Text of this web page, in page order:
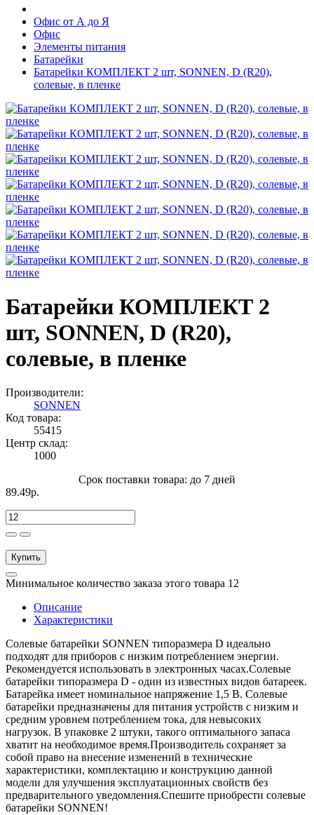
Офис от А до Я
Офис
Элементы питания
Батарейки
Батарейки КОМПЛЕКТ 2 шт, SONNEN, D (R20),
солевые, в пленке
Батарейки КОМПЛЕКТ 2
шт, SONNEN, D (R20),
солевые, в пленке
Производители:
SONNEN
Код товара:
55415
Центр склад:
1000
Срок поставки товара: до 7 дней
89.49р.
Купить
Минимальное количество заказа этого товара 12
Описание
Характеристики
Солевые батарейки SONNEN типоразмера D идеально
подходят для приборов с низким потреблением энергии.
Рекомендуется использовать в электронных часах.Солевые
батарейки типоразмера D - один из известных видов батареек.
Батарейка имеет номинальное напряжение 1,5 В. Солевые
батарейки предназначены для питания устройств с низким и
средним уровнем потреблением тока, для невысоких
нагрузок. В упаковке 2 штуки, такого оптимального запаса
хватит на необходимое время.Производитель сохраняет за
собой право на внесение изменений в технические
характеристики, комплектацию и конструкцию данной
модели для улучшения эксплуатационных свойств без
предварительного уведомления.Спешите приобрести солевые
батарейки SONNEN!